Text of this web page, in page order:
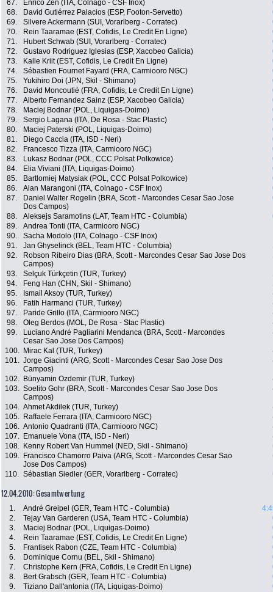
67.
Enrico Zen (ITA, Colnago - CSF Inox)
68.
David Gutiérrez Palacios (ESP, Footon-Servetto)
69.
Silvere Ackermann (SUI, Vorarlberg - Corratec)
70.
Rein Taaramae (EST, Cofidis, Le Credit En Ligne)
71.
Hubert Schwab (SUI, Vorarlberg - Corratec)
72.
Gustavo Rodriguez Iglesias (ESP, Xacobeo Galicia)
73.
Kalle Kriit (EST, Cofidis, Le Credit En Ligne)
74.
Sébastien Fournet Fayard (FRA, Carmiooro NGC)
75.
Yukihiro Doi (JPN, Skil - Shimano)
76.
David Moncoutié (FRA, Cofidis, Le Credit En Ligne)
77.
Alberto Fernandez Sainz (ESP, Xacobeo Galicia)
78.
Maciej Bodnar (POL, Liquigas-Doimo)
79.
Sergio Lagana (ITA, De Rosa - Stac Plastic)
80.
Maciej Paterski (POL, Liquigas-Doimo)
81.
Diego Caccia (ITA, ISD - Neri)
82.
Francesco Tizza (ITA, Carmiooro NGC)
83.
Lukasz Bodnar (POL, CCC Polsat Polkowice)
84.
Elia Viviani (ITA, Liquigas-Doimo)
85.
Bartlomiej Matysiak (POL, CCC Polsat Polkowice)
86.
Alan Marangoni (ITA, Colnago - CSF Inox)
87.
Daniel Walter Rogelin (BRA, Scott - Marcondes Cesar Sao Jose
Dos Campos)
88. Aleksejs Saramotins (LAT, Team HTC - Columbia)
89.
Andrea Tonti (ITA, Carmiooro NGC)
90.
Sacha Modolo (ITA, Colnago - CSF Inox)
91.
Jan Ghyselinck (BEL, Team HTC - Columbia)
92.
Robson Ribeiro Dias (BRA, Scott - Marcondes Cesar Sao Jose Dos
Campos)
93. Selçuk Türkçetin (TUR, Turkey)
94.
Feng Han (CHN, Skil - Shimano)
95.
Ismail Aksoy (TUR, Turkey)
96.
Fatih Harmanci (TUR, Turkey)
97.
Paride Grillo (ITA, Carmiooro NGC)
98.
Oleg Berdos (MOL, De Rosa - Stac Plastic)
99.
Luciano André Pagliarini Mendanca (BRA, Scott - Marcondes
Cesar Sao Jose Dos Campos)
100. Mirac Kal (TUR, Turkey)
101. Jorge Giacinti (ARG, Scott - Marcondes Cesar Sao Jose Dos
Campos)
102. Bünyamin Ozdemir (TUR, Turkey)
103. Soelito Gohr (BRA, Scott - Marcondes Cesar Sao Jose Dos
Campos)
104. Ahmet Akdilek (TUR, Turkey)
105.
Raffaele Ferrara (ITA, Carmiooro NGC)
106. Antonio Quadranti (ITA, Carmiooro NGC)
107.
Emanuele Vona (ITA, ISD - Neri)
108.
Kenny Robert Van Hummel (NED, Skil - Shimano)
109.
Francisco Chamorro Paiva (ARG, Scott - Marcondes Cesar Sao
Jose Dos Campos)
110. Sébastian Siedler (GER, Vorarlberg - Corratec)
12.04.2010: Gesamtwertung
1. André Greipel (GER, Team HTC - Columbia)
2.
Tejay Van Garderen (USA, Team HTC - Columbia)
3.
Maciej Bodnar (POL, Liquigas-Doimo)
4.
Rein Taaramae (EST, Cofidis, Le Credit En Ligne)
5.
Frantisek Rabon (CZE, Team HTC - Columbia)
6.
Dominique Cornu (BEL, Skil - Shimano)
7.
Christophe Kern (FRA, Cofidis, Le Credit En Ligne)
8.
Bert Grabsch (GER, Team HTC - Columbia)
9.
Tiziano Dall'antonia (ITA, Liquigas-Doimo)